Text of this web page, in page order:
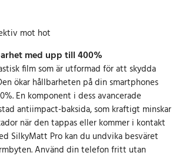
mot hot
med upp till 400%
film som är utformad för att skydda
ökar hållbarheten på din smartphones
En komponent i dess avancerade
antiimpact-baksida, som kraftigt minskar
när den tappas eller kommer i kontakt
SilkyMatt Pro kan du undvika besväret
Använd din telefon fritt utan